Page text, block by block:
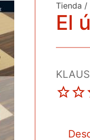
Tienda /
El